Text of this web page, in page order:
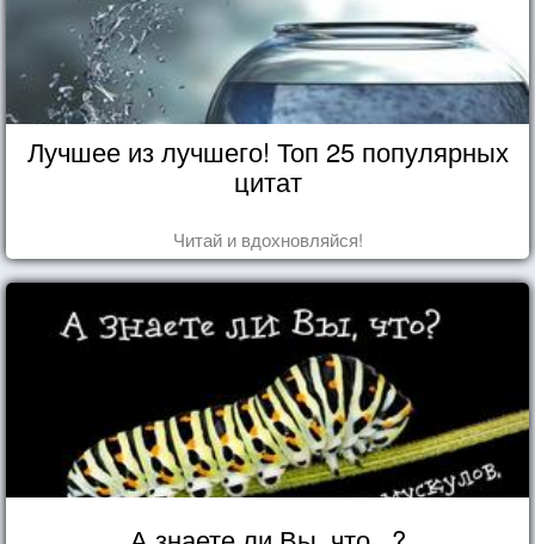
Лучшее из лучшего! Топ 25 популярных
цитат
Читай и вдохновляйся!